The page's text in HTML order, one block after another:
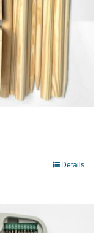
Details